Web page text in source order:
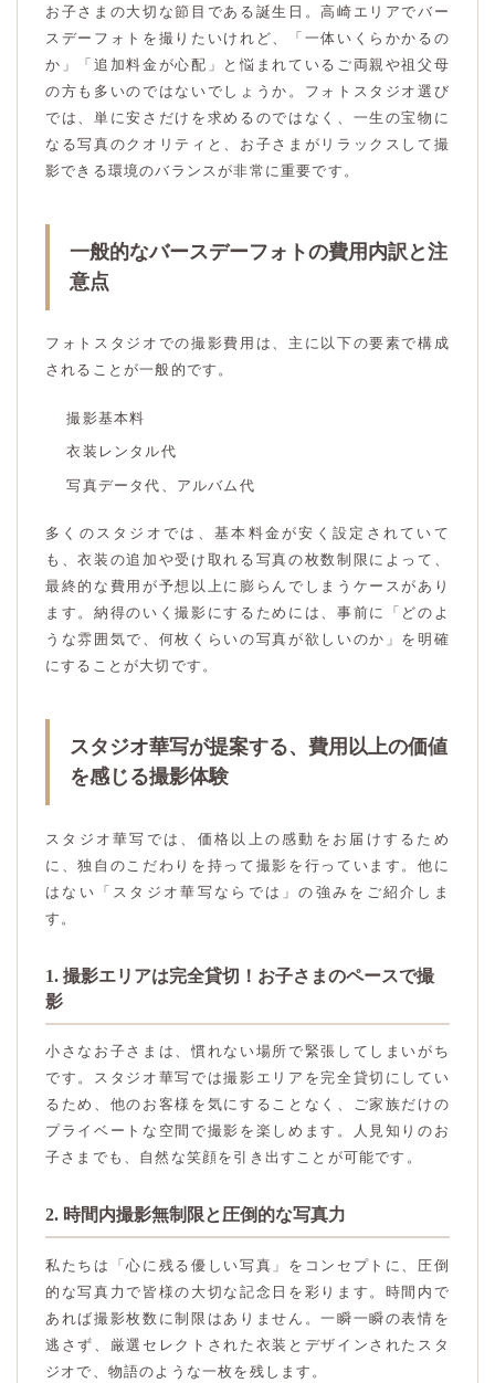
お子さまの大切な節目である誕生日。高崎エリアでバー
スデーフォトを撮りたいけれど、「一体いくらかかるの
か」「追加料金が心配」と悩まれているご両親や祖父母
の方も多いのではないでしょうか。フォトスタジオ選び
では、単に安さだけを求めるのではなく、一生の宝物に
なる写真のクオリティと、お子さまがリラックスして撮
影できる環境のバランスが非常に重要です。
一般的なバースデーフォトの費用内訳と注
意点
フォトスタジオでの撮影費用は、主に以下の要素で構成
されることが一般的です。
撮影基本料
衣装レンタル代
写真データ代、アルバム代
多くのスタジオでは、基本料金が安く設定されていて
も、衣装の追加や受け取れる写真の枚数制限によって、
最終的な費用が予想以上に膨らんでしまうケースがあり
ます。納得のいく撮影にするためには、事前に「どのよ
うな雰囲気で、何枚くらいの写真が欲しいのか」を明確
にすることが大切です。
スタジオ華写が提案する、費用以上の価値
を感じる撮影体験
スタジオ華写では、価格以上の感動をお届けするため
に、独自のこだわりを持って撮影を行っています。他に
はない「スタジオ華写ならでは」の強みをご紹介しま
す。
1. 撮影エリアは完全貸切！お子さまのペースで撮
影
小さなお子さまは、慣れない場所で緊張してしまいがち
です。スタジオ華写では撮影エリアを完全貸切にしてい
るため、他のお客様を気にすることなく、ご家族だけの
プライベートな空間で撮影を楽しめます。人見知りのお
子さまでも、自然な笑顔を引き出すことが可能です。
2. 時間内撮影無制限と圧倒的な写真力
私たちは「心に残る優しい写真」をコンセプトに、圧倒
的な写真力で皆様の大切な記念日を彩ります。時間内で
あれば撮影枚数に制限はありません。一瞬一瞬の表情を
逃さず、厳選セレクトされた衣装とデザインされたスタ
ジオで、物語のような一枚を残します。